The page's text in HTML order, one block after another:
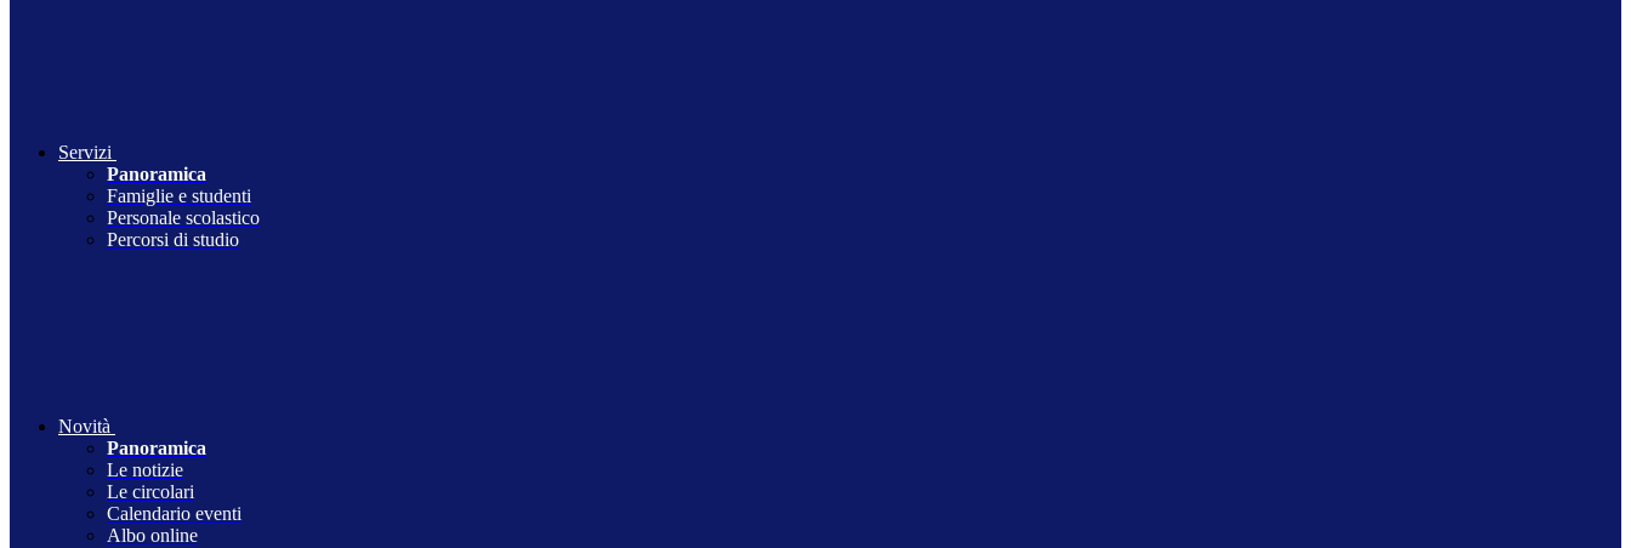
Servizi
Panoramica
Famiglie e studenti
Personale scolastico
Percorsi di studio
Novità
Panoramica
Le notizie
Le circolari
Calendario eventi
Albo online